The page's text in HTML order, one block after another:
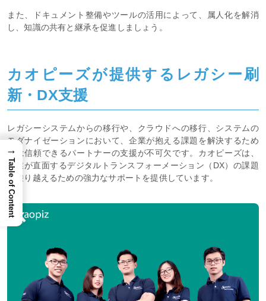
また、ドキュメント整備やツールの活用によって、属人化を解消
し、知識の共有と継承を促進しましょう。
カオピーズが提供するレガシー刷
新・DX支援
レガシーシステムからの移行や、クラウドへの移行、システムの
モダナイゼーションにおいて、企業が抱える課題を解決するため
には信頼できるパートナーの支援が不可欠です。カオピーズは、
企業が直面するデジタルトランスフォーメーション（DX）の課題
を乗り越えるための強力なサポートを提供しています。
→
Table of Content